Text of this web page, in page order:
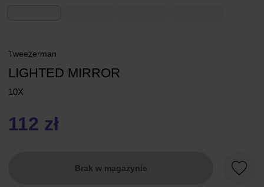
Tweezerman
LIGHTED MIRROR
10X
112 zł
Brak w magazynie